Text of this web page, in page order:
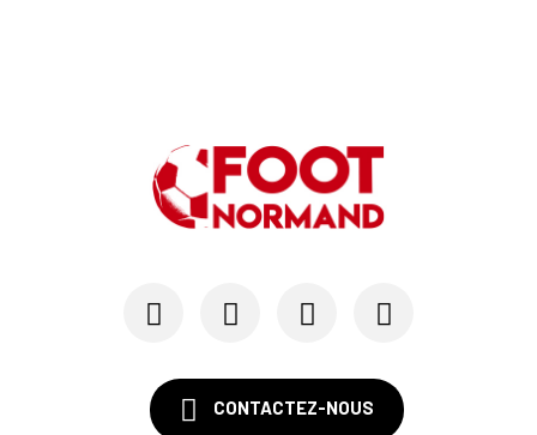
CONTACTEZ-NOUS